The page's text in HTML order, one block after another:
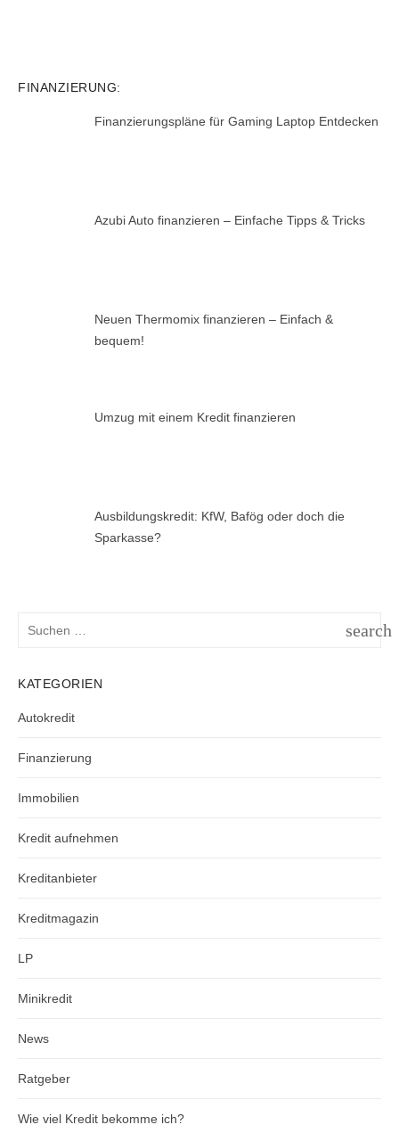
FINANZIERUNG:
Finanzierungspläne für Gaming Laptop Entdecken
Azubi Auto finanzieren – Einfache Tipps & Tricks
Neuen Thermomix finanzieren – Einfach &
bequem!
Umzug mit einem Kredit finanzieren
Ausbildungskredit: KfW, Bafög oder doch die
Sparkasse?
search
KATEGORIEN
Autokredit
Finanzierung
Immobilien
Kredit aufnehmen
Kreditanbieter
Kreditmagazin
LP
Minikredit
News
Ratgeber
Wie viel Kredit bekomme ich?